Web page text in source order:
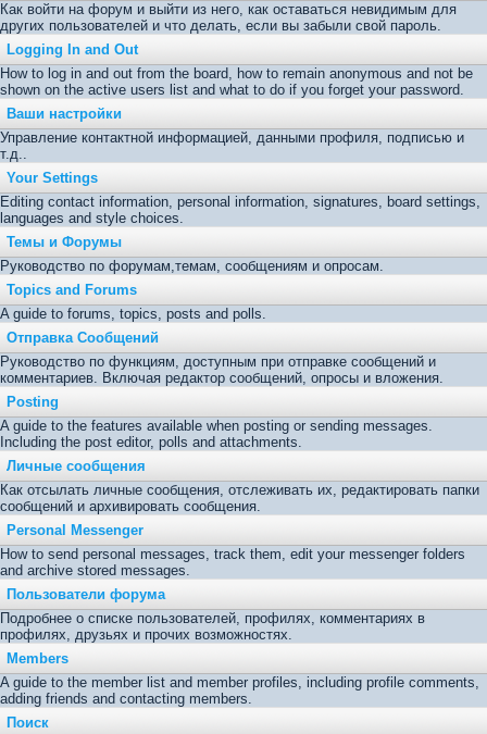
Как войти на форум и выйти из него, как оставаться невидимым для
других пользователей и что делать, если вы забыли свой пароль.
Logging In and Out
How to log in and out from the board, how to remain anonymous and not be
shown on the active users list and what to do if you forget your password.
Ваши настройки
Управление контактной информацией, данными профиля, подписью и
т.д..
Your Settings
Editing contact information, personal information, signatures, board settings,
languages and style choices.
Темы и Форумы
Руководство по форумам,темам, сообщениям и опросам.
Topics and Forums
A guide to forums, topics, posts and polls.
Отправка Сообщений
Руководство по функциям, доступным при отправке сообщений и
комментариев. Включая редактор сообщений, опросы и вложения.
Posting
A guide to the features available when posting or sending messages.
Including the post editor, polls and attachments.
Личные сообщения
Как отсылать личные сообщения, отслеживать их, редактировать папки
сообщений и архивировать сообщения.
Personal Messenger
How to send personal messages, track them, edit your messenger folders
and archive stored messages.
Пользователи форума
Подробнее о списке пользователей, профилях, комментариях в
профилях, друзьях и прочих возможностях.
Members
A guide to the member list and member profiles, including profile comments,
adding friends and contacting members.
Поиск